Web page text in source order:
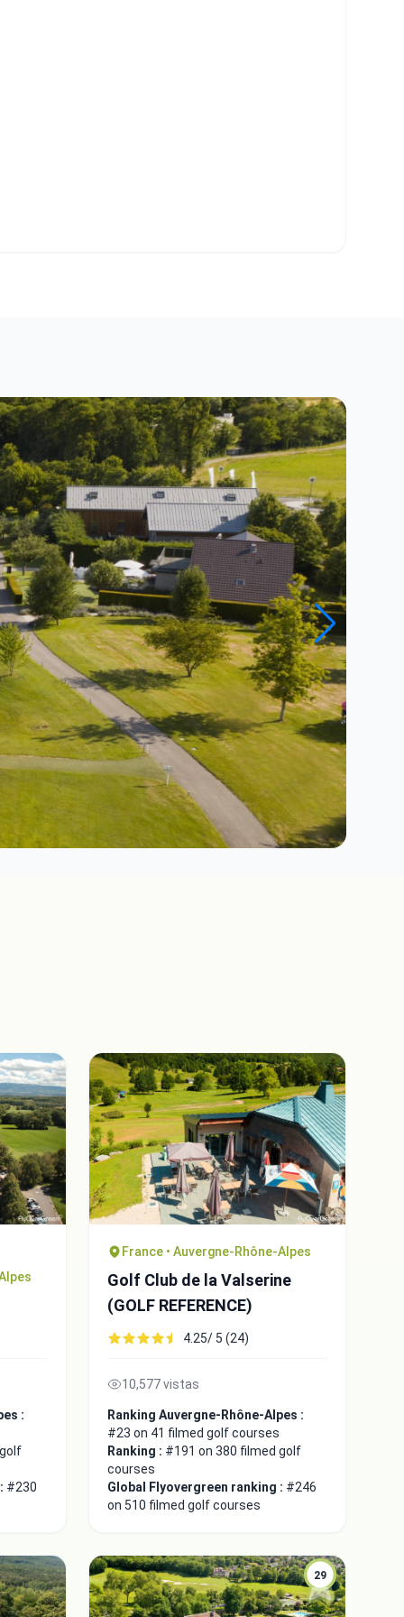
:
#230
France • Auvergne-Rhône-Alpes
Golf Club de la Valserine
(GOLF REFERENCE)
4.25/ 5 (24)
10,577 vistas
Ranking Auvergne-Rhône-Alpes :
#23 on 41 filmed golf courses
Ranking : #191 on 380 filmed golf
courses
Global Flyovergreen ranking : #246
on 510 filmed golf courses
29
Close